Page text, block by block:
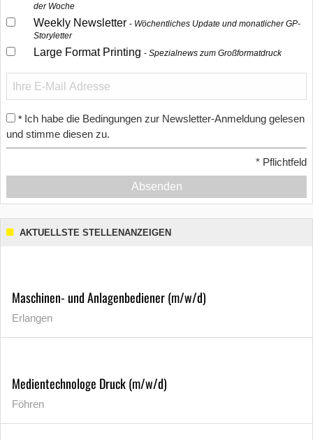
der Woche
Weekly Newsletter
Wöchentliches Update und monatlicher GP-
Storyletter
Large Format Printing Spezialnews zum Großformatdruck
* Ich habe die Bedingungen zur Newsletter-Anmeldung gelesen
und stimme diesen zu.
* Pflichtfeld
Absenden
AKTUELLSTE STELLENANZEIGEN
Maschinen- und Anlagenbediener (m/w/d)
Erlangen
Medientechnologe Druck (m/w/d)
Föhren